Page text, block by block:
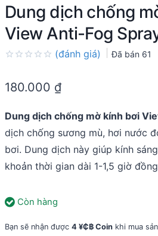
Dung dịch chống
View Anti-Fog
out
(đánh giá) Đã bán 61
180.000 ₫
Dung dịch chống mờ kính bơi
dịch chống sương mù, hơi nước
bơi. Dung dịch này giúp kính
khoản thời gian dài 1-1,5 giờ
Còn hàng
Bạn sẽ nhận được 4 ¥₵฿ Coin khi mua